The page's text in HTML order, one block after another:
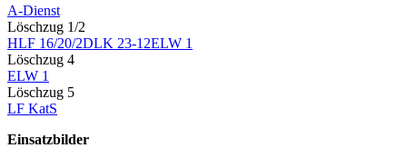
A-Dienst
Löschzug 1/2
HLF 16/20/2DLK 23-12ELW 1
Löschzug 4
ELW 1
Löschzug 5
LF KatS
Einsatzbilder